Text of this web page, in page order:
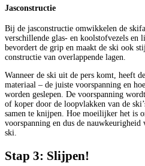
Jasconstructie
Bij de jasconstructie omwikkelen de
verschillende glas- en koolstofvezels en
bevordert de grip en maakt de ski ook
constructie van overlappende lagen.
Wanneer de ski uit de pers komt, heeft
materiaal – de juiste voorspanning en
worden geslepen. De voorspanning
of koper door de loopvlakken van de
samen te knijpen. Hoe moeilijker het is
voorspanning en dus de nauwkeurigheid
ski.
Stap 3: Slijpen!